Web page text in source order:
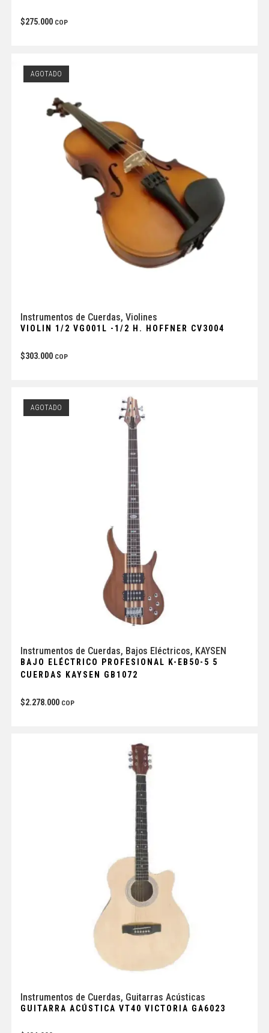
$275.000 COP
AGOTADO
Instrumentos de Cuerdas, Violines
VIOLIN 1/2 VG001L -1/2 H. HOFFNER CV3004
$303.000 COP
AGOTADO
Instrumentos de Cuerdas, Bajos Eléctricos, KAYSEN
BAJO ELÉCTRICO PROFESIONAL K-EB50-5 5
CUERDAS KAYSEN GB1072
$2.278.000 COP
Instrumentos de Cuerdas, Guitarras Acústicas
GUITARRA ACÚSTICA VT40 VICTORIA GA6023